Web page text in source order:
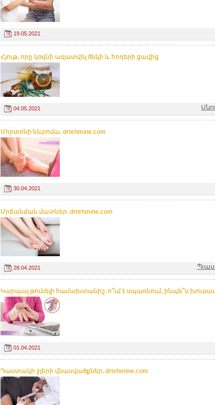
19.05.2021
Հյութ, որը կօգնի ազատվել ծնկի և հոդերի ցավից
04.05.2021
Մորտոնի նևրոմա. drtehmine.com
30.04.2021
Մրճանման մատներ. drtehmine.com
28.04.2021
Կարպալ թունելի համախտանիշ. ո՞ւմ է սպառնում, ինպե՞ս
01.04.2021
Դաստակի ջլերի վնասվածքներ. drtehmine.com